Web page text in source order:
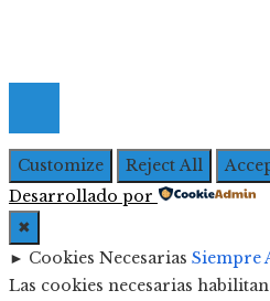
Customize Reject All
Desarrollado por
✖
► Cookies Necesarias Siempre
Las cookies necesarias